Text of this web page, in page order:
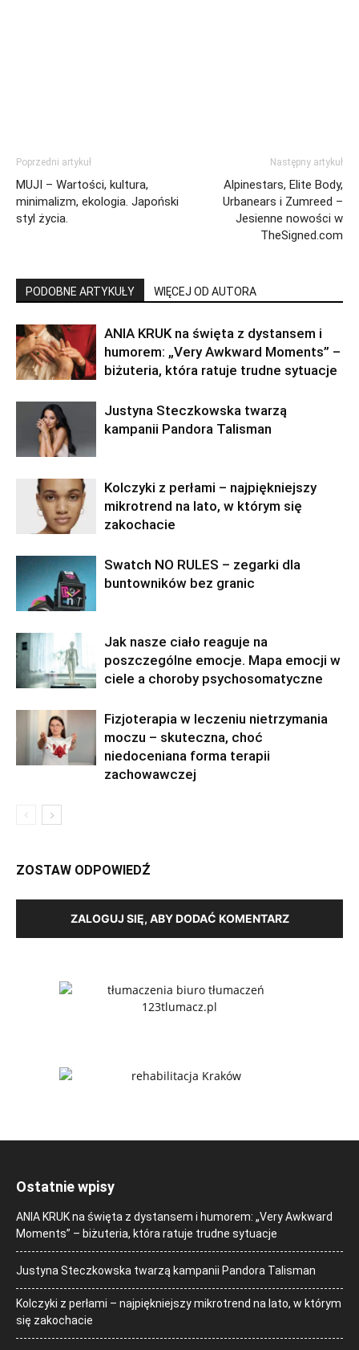
Poprzedni artykuł
MUJI – Wartości, kultura,
minimalizm, ekologia. Japoński
styl życia.
Następny artykuł
Alpinestars, Elite Body,
Urbanears i Zumreed –
Jesienne nowości w
TheSigned.com
PODOBNE ARTYKUŁY WIĘCEJ OD AUTORA
ANIA KRUK na święta z dystansem i
humorem: „Very Awkward Moments” –
biżuteria, która ratuje trudne sytuacje
Justyna Steczkowska twarzą
kampanii Pandora Talisman
Kolczyki z perłami – najpiękniejszy
mikrotrend na lato, w którym się
zakochacie
Swatch NO RULES – zegarki dla
buntowników bez granic
Jak nasze ciało reaguje na
poszczególne emocje. Mapa emocji w
ciele a choroby psychosomatyczne
Fizjoterapia w leczeniu nietrzymania
moczu – skuteczna, choć
niedoceniana forma terapii
zachowawczej
ZOSTAW ODPOWIEDŹ
ZALOGUJ SIĘ, ABY DODAĆ KOMENTARZ
Ostatnie wpisy
ANIA KRUK na święta z dystansem i humorem: „Very Awkward
Moments” – biżuteria, która ratuje trudne sytuacje
Justyna Steczkowska twarzą kampanii Pandora Talisman
Kolczyki z perłami – najpiękniejszy mikrotrend na lato, w którym
się zakochacie